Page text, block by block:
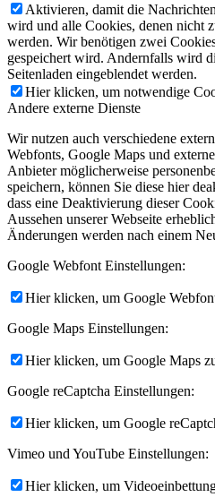
Aktivieren, damit die
wird und alle Cookies, denen nicht
werden. Wir benötigen zwei
gespeichert wird. Andernfalls wird
Seitenladen eingeblendet werden.
Hier klicken, um notwendige
Andere externe Dienste
Wir nutzen auch verschiedene
Webfonts, Google Maps und
Anbieter möglicherweise
speichern, können Sie diese hier
dass eine Deaktivierung dieser
Aussehen unserer Webseite
Änderungen werden nach einem
Google Webfont Einstellungen:
Hier klicken, um Google
Google Maps Einstellungen:
Hier klicken, um Google Maps
Google reCaptcha Einstellungen:
Hier klicken, um Google
Vimeo und YouTube Einstellungen:
Hier klicken, um